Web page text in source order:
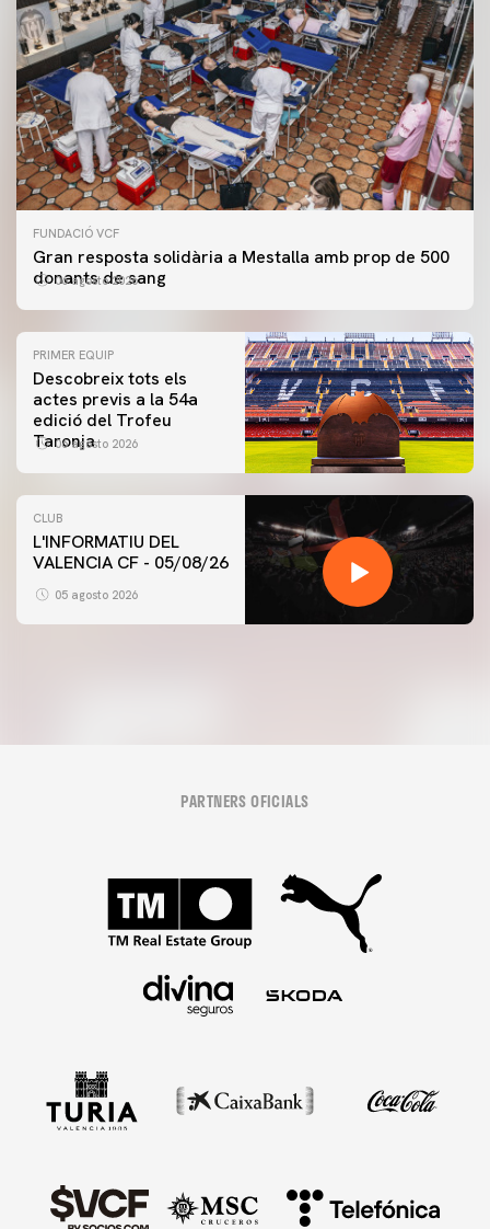
FUNDACIÓ VCF
Gran resposta solidària a Mestalla amb prop de 500
donants de sang
06 agosto 2026
PRIMER EQUIP
Descobreix tots els
actes previs a la 54a
edició del Trofeu
Taronja
06 agosto 2026
CLUB
L'INFORMATIU DEL
VALENCIA CF - 05/08/26
05 agosto 2026
PRIMER EQUIP
ENTRENAMENT DEL VALENCIA CF 5/8/2026
PARTNERS OFICIALS